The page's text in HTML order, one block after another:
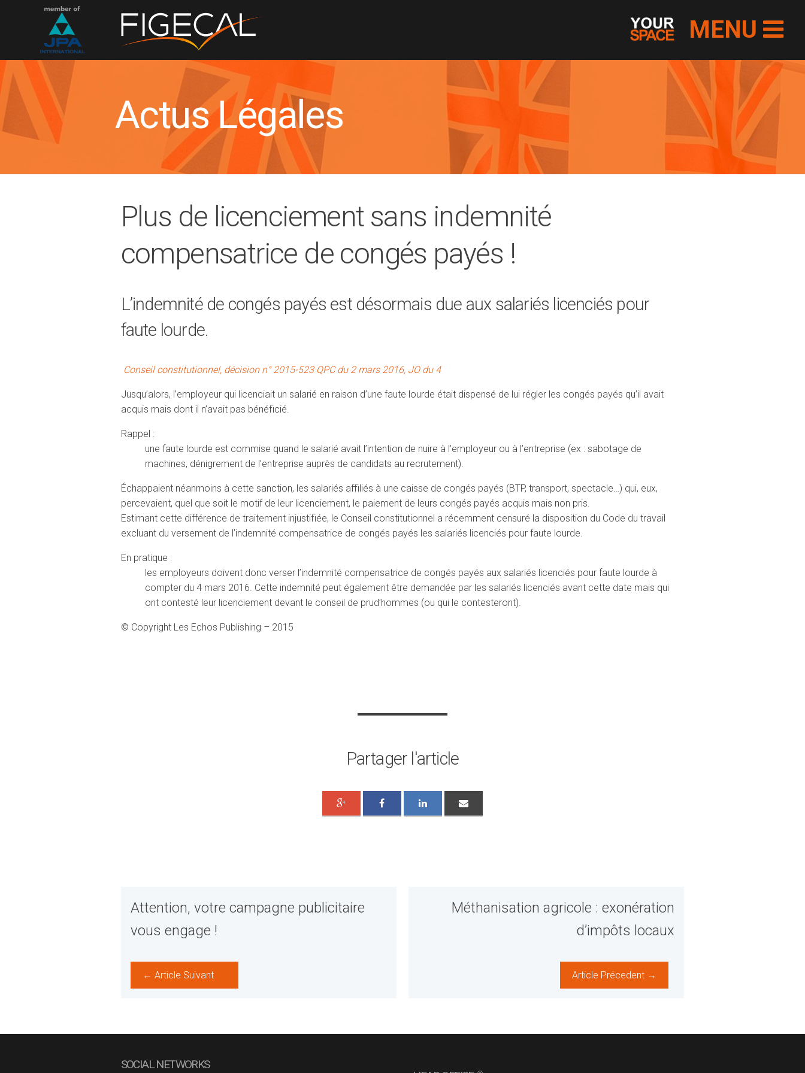
MENU
Actus Légales
Plus de licenciement sans indemnité
compensatrice de congés payés !
L’indemnité de congés payés est désormais due aux salariés licenciés pour
faute lourde.
Conseil constitutionnel, décision n° 2015-523 QPC du 2 mars 2016, JO du 4
Jusqu’alors, l’employeur qui licenciait un salarié en raison d’une faute lourde était dispensé de lui régler les congés payés qu’il avait
acquis mais dont il n’avait pas bénéficié.
Rappel :
une faute lourde est commise quand le salarié avait l’intention de nuire à l’employeur ou à l’entreprise (ex : sabotage de
machines, dénigrement de l’entreprise auprès de candidats au recrutement).
Échappaient néanmoins à cette sanction, les salariés affiliés à une caisse de congés payés (BTP, transport, spectacle…) qui, eux,
percevaient, quel que soit le motif de leur licenciement, le paiement de leurs congés payés acquis mais non pris.
Estimant cette différence de traitement injustifiée, le Conseil constitutionnel a récemment censuré la disposition du Code du travail
excluant du versement de l’indemnité compensatrice de congés payés les salariés licenciés pour faute lourde.
En pratique :
les employeurs doivent donc verser l’indemnité compensatrice de congés payés aux salariés licenciés pour faute lourde à
compter du 4 mars 2016. Cette indemnité peut également être demandée par les salariés licenciés avant cette date mais qui
ont contesté leur licenciement devant le conseil de prud’hommes (ou qui le contesteront).
© Copyright Les Echos Publishing – 2015
Partager l'article
Attention, votre campagne publicitaire
vous engage !
← Article Suivant
Méthanisation agricole : exonération
d’impôts locaux
Article Précedent →
SOCIAL NETWORKS